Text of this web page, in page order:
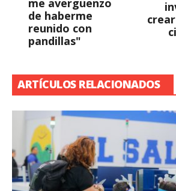
me avergüenzo
de haberme
reunido con
pandillas"
ARTÍCULOS RELACIONADOS